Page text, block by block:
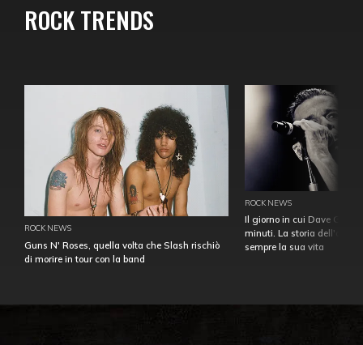
ROCK TRENDS
ROCK NEWS
Guns N' Roses, quella volta che Slash rischiò
di morire in tour con la band
ROCK NEWS
Il giorno in cui Dave
minuti. La storia
sempre la sua vita